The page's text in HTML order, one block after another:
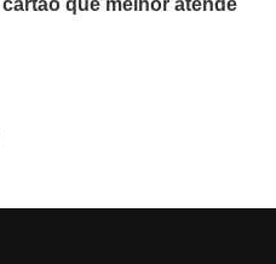
que melhor atende